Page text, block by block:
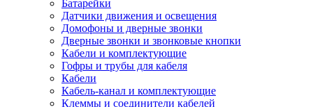
Батарейки
Датчики движения и освещения
Домофоны и дверные звонки
Дверные звонки и звонковые кнопки
Кабели и комплектующие
Гофры и трубы для кабеля
Кабели
Кабель-канал и комплектующие
Клеммы и соединители кабелей